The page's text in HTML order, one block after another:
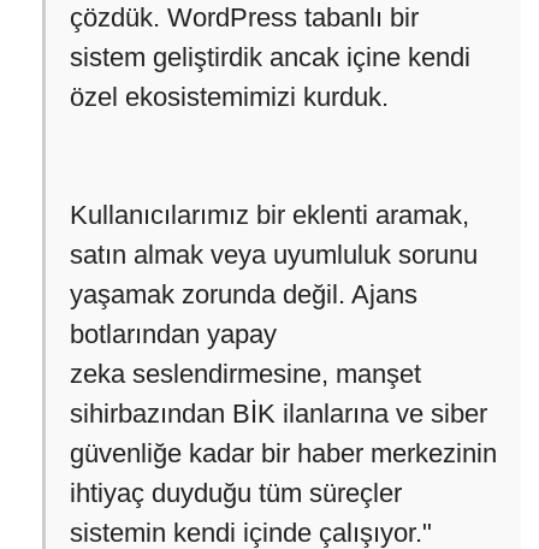
çözdük. WordPress tabanlı bir
sistem geliştirdik ancak içine kendi
özel ekosistemimizi kurduk.
Kullanıcılarımız bir eklenti aramak,
satın almak veya uyumluluk sorunu
yaşamak zorunda değil. Ajans
botlarından yapay
zeka seslendirmesine, manşet
sihirbazından BİK ilanlarına ve siber
güvenliğe kadar bir haber merkezinin
ihtiyaç duyduğu tüm süreçler
sistemin kendi içinde çalışıyor."